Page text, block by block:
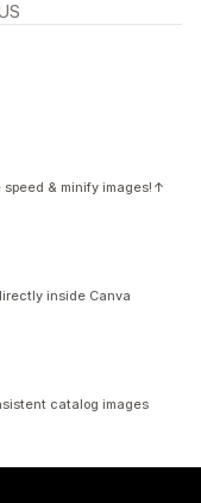
speed & minify images!↑
inside Canva
catalog images